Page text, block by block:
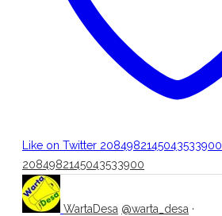
Like on Twitter 2084982145043533900
2084982145043533900
WartaDesa @warta_desa ·